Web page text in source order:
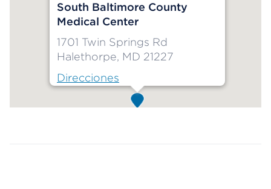
South Baltimore County
Medical Center
1701 Twin Springs Rd
Halethorpe, MD 21227
Direcciones